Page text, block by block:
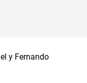
y Fernando